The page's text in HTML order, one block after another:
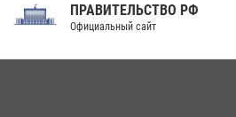
Праздник «Один день с Росгвардией» к
ПРАВИТЕЛЬСТВО РФ
Официальный сайт